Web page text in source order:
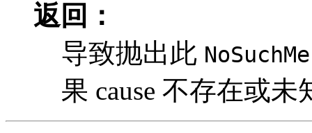
返回：
导致抛出此
果 cause 不存在或